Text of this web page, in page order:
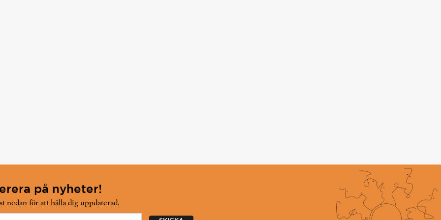
på nyheter!
nedan för att hålla dig uppdaterad.